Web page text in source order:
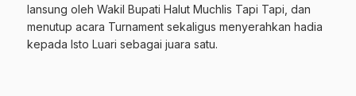
lansung oleh Wakil Bupati Halut Muchlis Tapi Tapi, dan
menutup acara Turnament sekaligus menyerahkan hadia
kepada Isto Luari sebagai juara satu.